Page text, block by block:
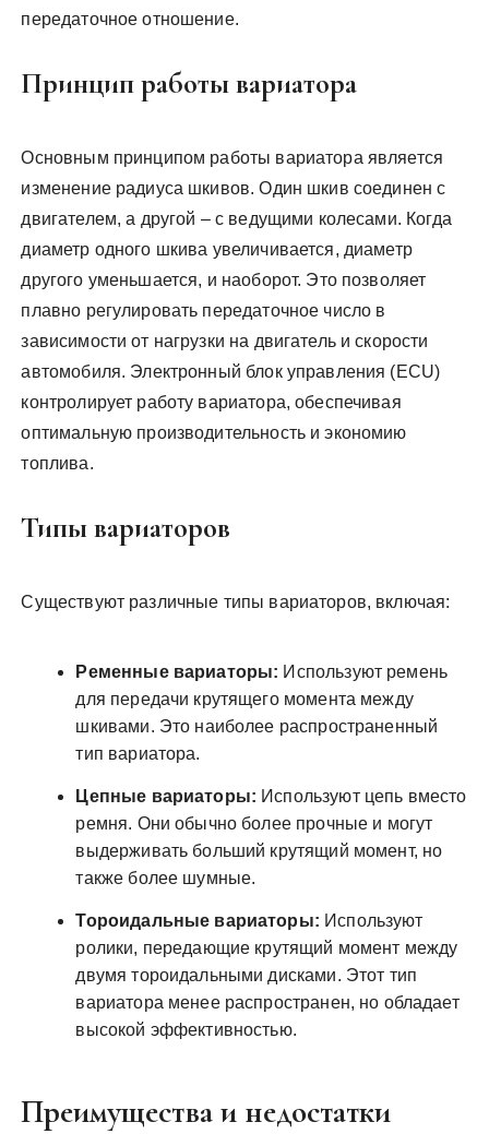
передаточное отношение.
Принцип работы вариатора
Основным принципом работы вариатора является
изменение радиуса шкивов. Один шкив соединен с
двигателем, а другой – с ведущими колесами. Когда
диаметр одного шкива увеличивается, диаметр
другого уменьшается, и наоборот. Это позволяет
плавно регулировать передаточное число в
зависимости от нагрузки на двигатель и скорости
автомобиля. Электронный блок управления (ECU)
контролирует работу вариатора, обеспечивая
оптимальную производительность и экономию
топлива.
Типы вариаторов
Существуют различные типы вариаторов, включая:
Ременные вариаторы: Используют ремень
для передачи крутящего момента между
шкивами. Это наиболее распространенный
тип вариатора.
Цепные вариаторы: Используют цепь вместо
ремня. Они обычно более прочные и могут
выдерживать больший крутящий момент, но
также более шумные.
Тороидальные вариаторы: Используют
ролики, передающие крутящий момент между
двумя тороидальными дисками. Этот тип
вариатора менее распространен, но обладает
высокой эффективностью.
Преимущества и недостатки